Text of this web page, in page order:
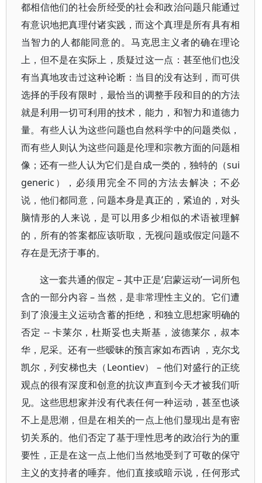
都相信他们的社会所经受的社会和政治问题只能通过
有意识地把真理付诸实践，而这个真理是所有具有相
当智力的人都能同意的。马克思主义者的确在理论
上，但不是在实际上，质疑过这一点：甚至他们也没
有当真地攻击过这种论断：当目的没有达到，而可供
选择的手段有限时，最恰当的调整手段和目的的方法
就是利用一切可利用的技术，能力，和智力和道德力
量。有些人认为这些问题也自然科学中的问题类似，
而有些人则认为这些问题是伦理和宗教方面的问题相
像；还有一些人认为它们是自成一类的，独特的（sui
generic），必须用完全不同的方法去解决；不必
说，他们都同意，问题本身是真正的，紧迫的，对头
脑情形的人来说，是可以用多少相似的术语被理解
的，所有的答案都应该听取，无视问题或假定问题不
存在是无济于事的。
这一套共通的假定 – 其中正是‘启蒙运动’一词所包
含的一部分内容 – 当然，是非常理性主义的。它们遭
到了浪漫主义运动含蓄的拒绝，和独立思想家明确的
否定 -- 卡莱尔，杜斯妥也夫斯基，波德莱尔，叔本
华，尼采。还有一些暧昧的预言家如布西讷 ，克尔戈
凯尔，列安梯也夫（Leontiev） – 他们对盛行的正统
观点的很有深度和创意的抗议声直到今天才被我们听
见。这些思想家并没有代表任何一种运动，甚至也谈
不上是思潮，但是在相关的一点上他们显现出是有密
切关系的。他们否定了基于理性思考的政治行为的重
要性，正是在这一点上他们当然地受到了可敬的保守
主义的支持者的唾弃。他们直接或暗示说，任何形式